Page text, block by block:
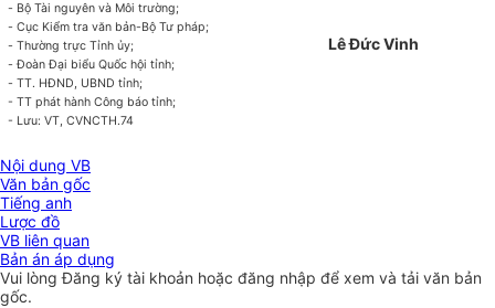
- Bộ Tài nguyên và Môi trường;
-Cục Kiểm tra văn bản-Bộ Tư pháp;
-Thường trực Tỉnh ủy;
-Đoàn Đại biểu Quốc hội tỉnh;
-TT. HĐND, UBND tỉnh;
- TT phát hành Công báo tỉnh;
- Lưu: VT, CVNCTH.74
Lê Đức Vinh
Nội dung VB
Văn bản gốc
Tiếng anh
Lược đồ
VB liên quan
Bản án áp dụng
Vui lòngĐăng ký tài khoản hoặc đăng nhập để xem và tải văn bản
gốc.